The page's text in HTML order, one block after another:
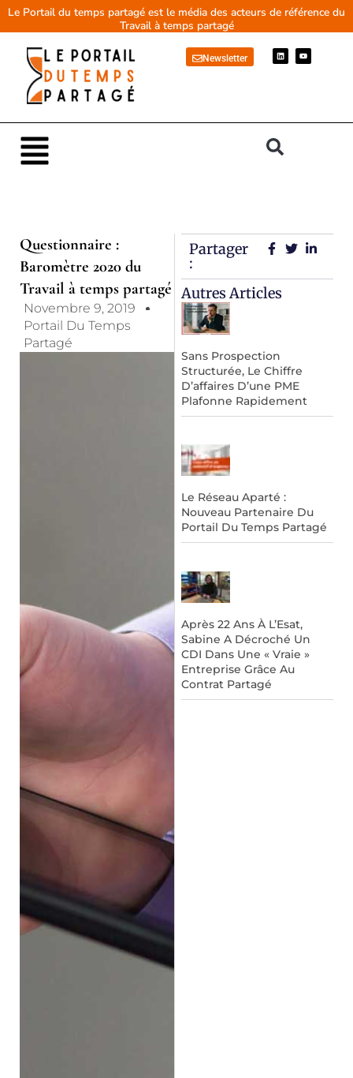
AllerLe Portail du temps partagé est le média des acteurs de référence du
Travail à temps partagé
Newsletter
L
i
n
Y
o
u
Main
Menu
Questionnaire :
Baromètre 2020 du
Travail à temps partagé
Novembre 9, 2019
Portail Du Temps
Partagé
Partager
:
Autres Articles
Sans Prospection
Structurée, Le Chiffre
D’affaires D’une PME
Plafonne Rapidement
Le Réseau Aparté :
Nouveau Partenaire Du
Portail Du Temps Partagé
Après 22 Ans À L’Esat,
Sabine A Décroché Un
CDI Dans Une « Vraie »
Entreprise Grâce Au
Contrat Partagé